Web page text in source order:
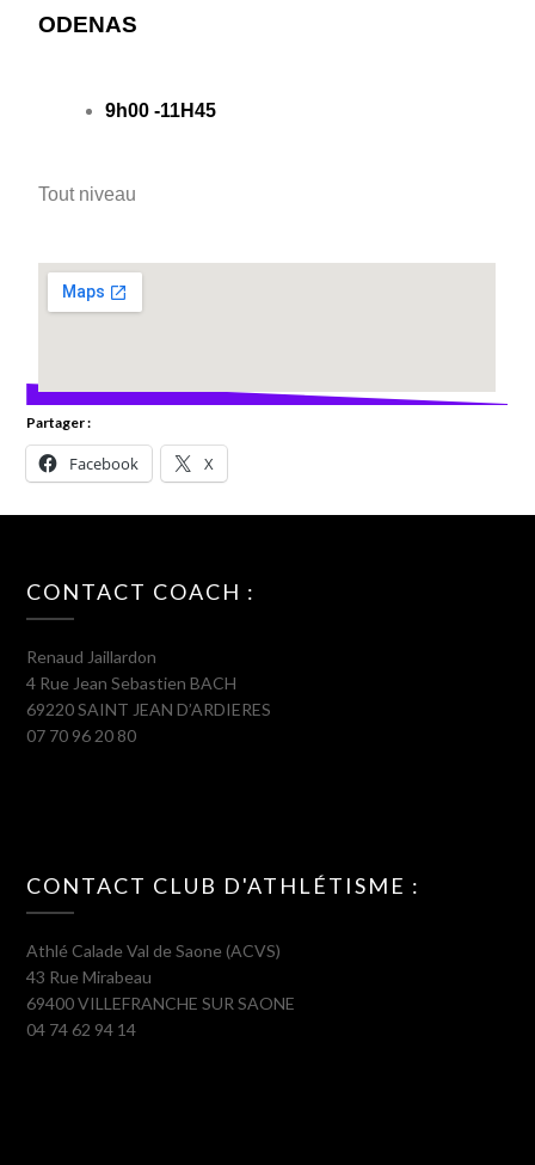
ODENAS
9h00 -11H45
Tout niveau
Partager :
Facebook X
CONTACT COACH :
Renaud Jaillardon
4 Rue Jean Sebastien BACH
69220 SAINT JEAN D’ARDIERES
07 70 96 20 80
CONTACT CLUB D'ATHLÉTISME :
Athlé Calade Val de Saone (ACVS)
43 Rue Mirabeau
69400 VILLEFRANCHE SUR SAONE
04 74 62 94 14